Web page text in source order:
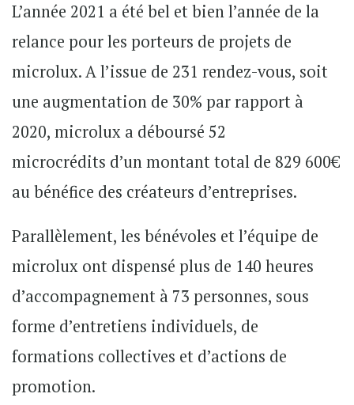
L’année 2021 a été bel et bien l’année de la
relance pour les porteurs de projets de
microlux. A l’issue de 231 rendez-vous, soit
une augmentation de 30% par rapport à
2020, microlux a déboursé 52
microcrédits d’un montant total de 829 600€
au bénéfice des créateurs d’entreprises.
Parallèlement, les bénévoles et l’équipe de
microlux ont dispensé plus de 140 heures
d’accompagnement à 73 personnes, sous
forme d’entretiens individuels, de
formations collectives et d’actions de
promotion.